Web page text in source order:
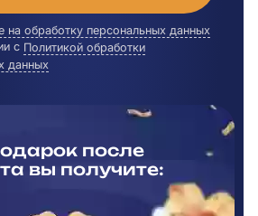
на обработку персональных данных
с Политикой обработки
данных
после
вы получите: